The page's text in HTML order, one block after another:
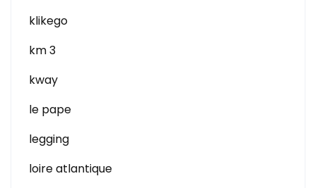
klikego
km 3
kway
le pape
legging
loire atlantique